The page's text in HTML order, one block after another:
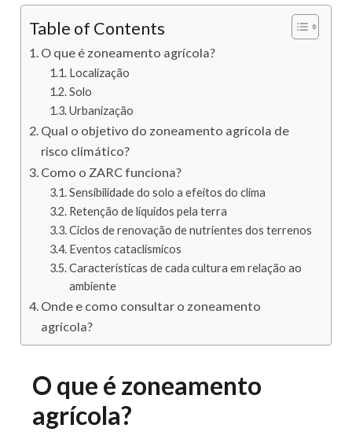
Table of Contents
O que é zoneamento agrícola?
Localização
Solo
Urbanização
Qual o objetivo do zoneamento agrícola de
risco climático?
Como o ZARC funciona?
Sensibilidade do solo a efeitos do clima
Retenção de líquidos pela terra
Ciclos de renovação de nutrientes dos terrenos
Eventos cataclísmicos
Características de cada cultura em relação ao
ambiente
Onde e como consultar o zoneamento
agrícola?
O que é zoneamento
agrícola?